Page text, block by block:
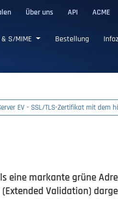
Über uns API ACME
S/MIME Bestellung
EV - SSL/TLS-Zertifikat mit dem
eine markante grüne
Validation)